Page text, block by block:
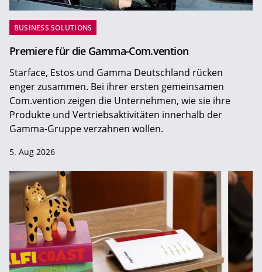
BUSINESS SOLUTIONS
Premiere für die Gamma-Com.vention
Starface, Estos und Gamma Deutschland rücken
enger zusammen. Bei ihrer ersten gemeinsamen
Com.vention zeigen die Unternehmen, wie sie ihre
Produkte und Vertriebsaktivitäten innerhalb der
Gamma-Gruppe verzahnen wollen.
5. Aug 2026